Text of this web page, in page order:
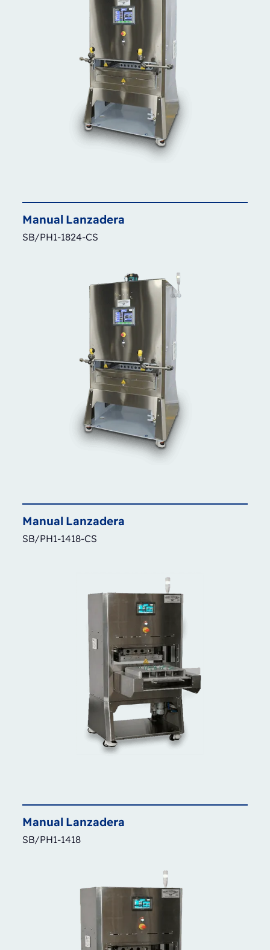
Manual Lanzadera
SB/PH1-1824-CS
Manual Lanzadera
SB/PH1-1418-CS
Manual Lanzadera
SB/PH1-1418